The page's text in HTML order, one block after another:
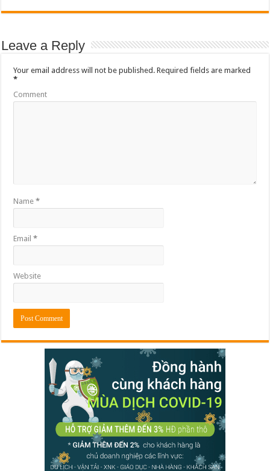
Leave a Reply
Your email address will not be published. Required fields are marked
*
Comment
Name*
Email*
Website